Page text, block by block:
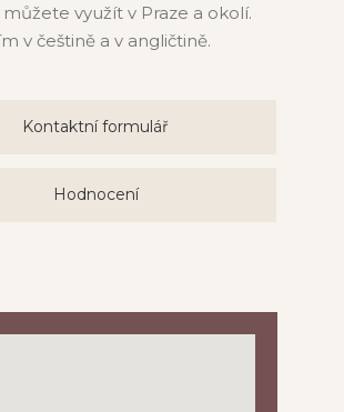
využít v Praze a okolí.
v češtině a v angličtině.
Kontaktní formulář
Hodnocení